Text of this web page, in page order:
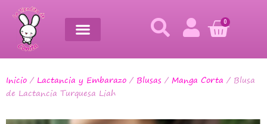
0
Inicio / Lactancia y Embarazo / Blusas / Manga Corta / Blusa
de Lactancia Turquesa Liah